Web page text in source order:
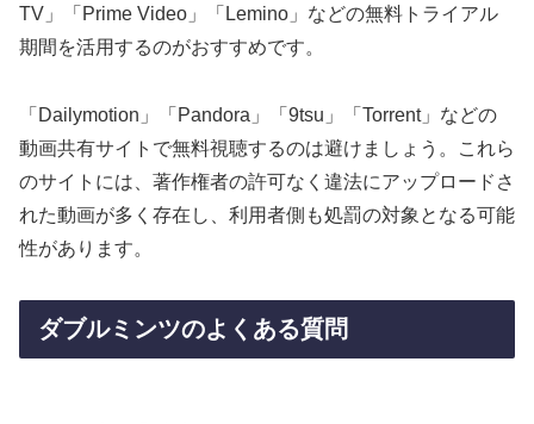
TV」「Prime Video」「Lemino」などの無料トライアル
期間を活用するのがおすすめです。
「Dailymotion」「Pandora」「9tsu」「Torrent」などの
動画共有サイトで無料視聴するのは避けましょう。これら
のサイトには、著作権者の許可なく違法にアップロードさ
れた動画が多く存在し、利用者側も処罰の対象となる可能
性があります。
ダブルミンツのよくある質問